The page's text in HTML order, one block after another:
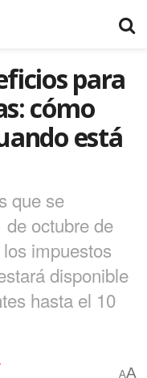
para
cómo
está
que se
de octubre de
impuestos
disponible
hasta el 10
AA